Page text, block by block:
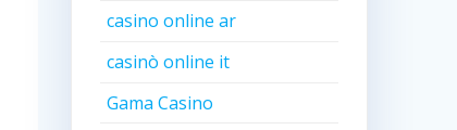
casino online ar
casinò online it
Gama Casino